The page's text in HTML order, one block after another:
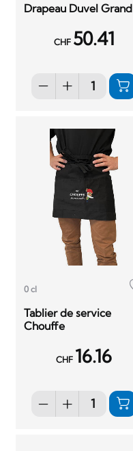
Drapeau Duvel Grand
CHF 50.41
0 cl
Tablier de service
Chouffe
CHF 16.16